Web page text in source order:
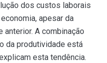
dos custos laborais
apesar da
A combinação
da produtividade está
esta tendência.